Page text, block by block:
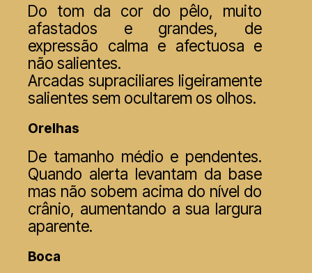
Do tom da cor do pêlo, muito
afastados e grandes, de
expressão calma e afectuosa e
não salientes.
Arcadas supraciliares ligeiramente
salientes sem ocultarem os olhos.
Orelhas
De tamanho médio e pendentes.
Quando alerta levantam da base
mas não sobem acima do nível do
crânio, aumentando a sua largura
aparente.
Boca